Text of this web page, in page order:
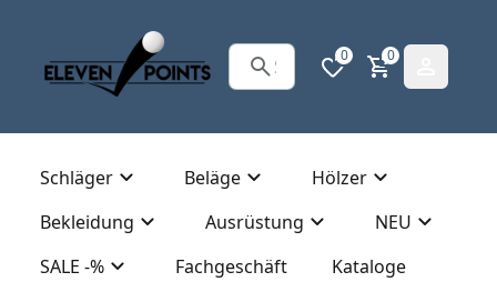
0 0
Schläger Beläge
Hölzer
Bekleidung
Ausrüstung
NEU
SALE -%
Fachgeschäft Kataloge